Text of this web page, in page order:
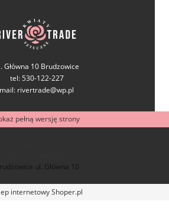
Główna 10 Brudzowice
tel: 530-122-227
mail: rivertrade@wp.pl
pełną wersję strony
ul. Główna 10
internetowy Shoper.pl